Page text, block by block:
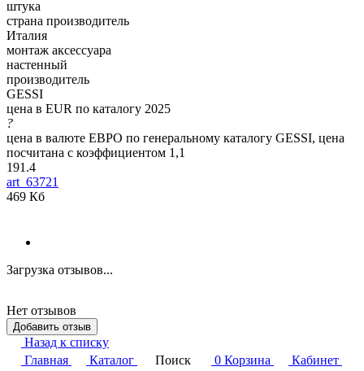
штука
страна производитель
Италия
монтаж аксессуара
настенный
производитель
GESSI
цена в EUR по каталогу 2025
?
цена в валюте ЕВРО по генеральному каталогу GESSI, цена
посчитана с коэффициентом 1,1
191.4
art_63721
469 Кб
Загрузка отзывов...
Нет отзывов
Добавить отзыв
Назад к списку
Главная
Каталог Поиск 0 Корзина
Кабинет